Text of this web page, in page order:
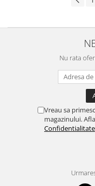
Nu rata
Vreau sa
magazinului.
Confidentialitate